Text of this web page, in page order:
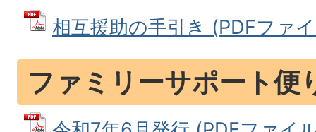
相互援助の手引き (PDFファ
ファミリーサポート便